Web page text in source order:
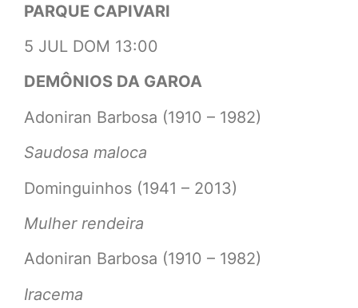
PARQUE CAPIVARI
5 JUL DOM 13:00
DEMÔNIOS DA GAROA
Adoniran Barbosa (1910 – 1982)
Saudosa maloca
Dominguinhos (1941 – 2013)
Mulher rendeira
Adoniran Barbosa (1910 – 1982)
Iracema